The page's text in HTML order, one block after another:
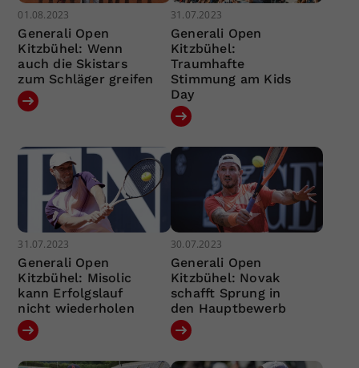
01.08.2023
Generali Open
Kitzbühel: Wenn
auch die Skistars
zum Schläger greifen
31.07.2023
Generali Open
Kitzbühel:
Traumhafte
Stimmung am Kids
Day
31.07.2023
Generali Open
Kitzbühel: Misolic
kann Erfolgslauf
nicht wiederholen
30.07.2023
Generali Open
Kitzbühel: Novak
schafft Sprung in
den Hauptbewerb